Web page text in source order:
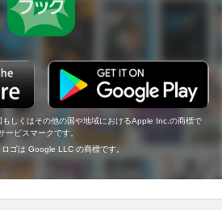
しくはその他の国や地域におけるApple Inc.の商標で
ビスマークです。
ゴは Google LLC の商標です。